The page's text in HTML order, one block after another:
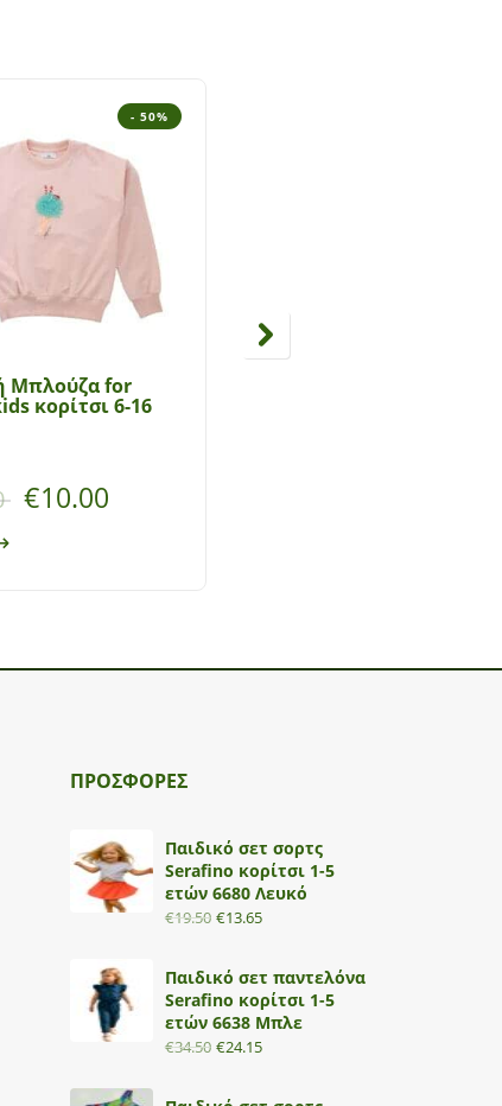
- 50%
Μπλούζα for
κορίτσι 6-16
€10.00
ΠΡΟΣΦΟΡΕΣ
Παιδικό σετ σορτς
Serafino κορίτσι 1-5
ετών 6680 Λευκό
€19.50 €13.65
Παιδικό σετ παντελόνα
Serafino κορίτσι 1-5
ετών 6638 Μπλε
€34.50 €24.15